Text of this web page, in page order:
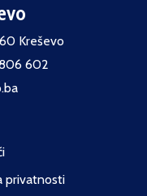
Kreševo
602
privatnosti